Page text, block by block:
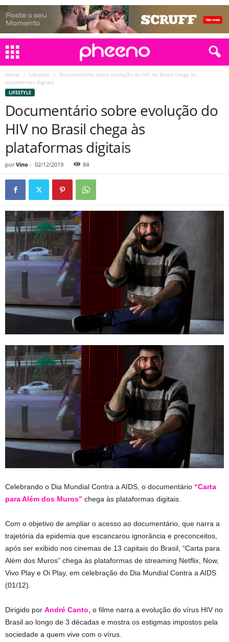
Home Lifestyle
Documentário sobre evolução do HIV no Brasil chega às
plataformas digitais
LIFESTYLE
Documentário sobre evolução do
HIV no Brasil chega às
plataformas digitais
porVino - 02/12/2019 84
Celebrando o Dia Mundial Contra a AIDS, o documentário “Carta
para Além dos Muros” chega às plataformas digitais.
Com o objetivo de ampliar o acesso ao documentário, que narra a
trajetória da epidemia que escancarou ignorância e preconceitos,
após ser exibido nos cinemas de 13 capitais do Brasil, “Carta para
Além dos Muros” chega às plataformas de streaming Netflix, Now,
Vivo Play e Oi Play, em celebração do Dia Mundial Contra a AIDS
(01/12).
Dirigido por André Canto , o filme narra a evolução do vírus HIV no
Brasil ao longo de 3 décadas e mostra os estigmas impostos pela
sociedade a quem vive com o vírus.